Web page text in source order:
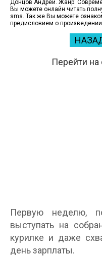
Донцов Андрей. Жанр:
Вы можете онлайн читать
sms. Так же Вы можете
предисловием о произведении
Перейти на
Первую неделю,
выступать на
курилке и даже
день зарплаты.